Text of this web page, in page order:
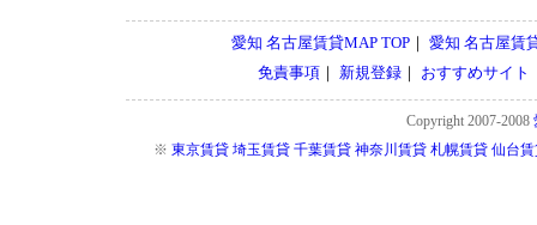
愛知 名古屋賃貸MAP TOP｜ 愛知 名古屋賃
免責事項｜ 新規登録｜ おすすめサイト
Copyright 2007-2008
※ 東京賃貸 埼玉賃貸 千葉賃貸 神奈川賃貸 札幌賃貸 仙台賃